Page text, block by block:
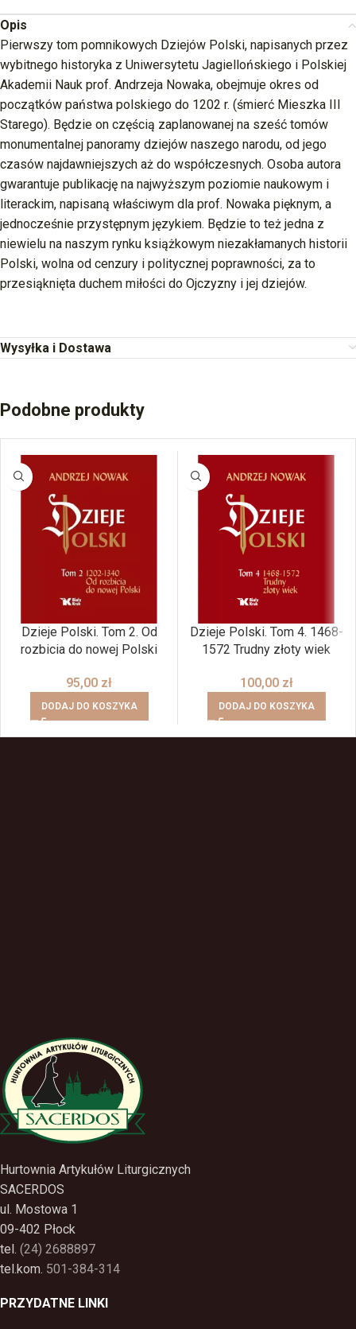
Opis
Pierwszy tom pomnikowych Dziejów Polski, napisanych przez
wybitnego historyka z Uniwersytetu Jagiellońskiego i Polskiej
Akademii Nauk prof. Andrzeja Nowaka, obejmuje okres od
początków państwa polskiego do 1202 r. (śmierć Mieszka III
Starego). Będzie on częścią zaplanowanej na sześć tomów
monumentalnej panoramy dziejów naszego narodu, od jego
czasów najdawniejszych aż do współczesnych. Osoba autora
gwarantuje publikację na najwyższym poziomie naukowym i
literackim, napisaną właściwym dla prof. Nowaka pięknym, a
jednocześnie przystępnym językiem. Będzie to też jedna z
niewielu na naszym rynku książkowym niezakłamanych historii
Polski, wolna od cenzury i politycznej poprawności, za to
przesiąknięta duchem miłości do Ojczyzny i jej dziejów.
Wysyłka i Dostawa
Podobne produkty
Dzieje Polski. Tom 2. Od
rozbicia do nowej Polski
95,00 zł
DODAJ DO KOSZYKA
Dzieje Polski. Tom 4. 1468-
1572 Trudny złoty wiek
100,00 zł
DODAJ DO KOSZYKA
Hurtownia Artykułów Liturgicznych
SACERDOS
ul. Mostowa 1
09-402 Płock
tel. (24) 2688897
tel.kom. 501-384-314
PRZYDATNE LINKI